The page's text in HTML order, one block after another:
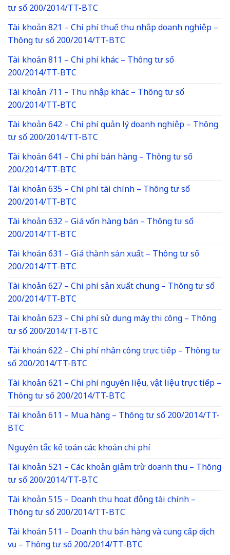
tư số 200/2014/TT-BTC
Tài khoản 821 – Chi phí thuế thu nhập doanh nghiệp –
Thông tư số 200/2014/TT-BTC
Tài khoản 811 – Chi phí khác – Thông tư số
200/2014/TT-BTC
Tài khoản 711 – Thu nhập khác – Thông tư số
200/2014/TT-BTC
Tài khoản 642 – Chi phí quản lý doanh nghiệp – Thông
tư số 200/2014/TT-BTC
Tài khoản 641 – Chi phí bán hàng – Thông tư số
200/2014/TT-BTC
Tài khoản 635 – Chi phí tài chính – Thông tư số
200/2014/TT-BTC
Tài khoản 632 – Giá vốn hàng bán – Thông tư số
200/2014/TT-BTC
Tài khoản 631 – Giá thành sản xuất – Thông tư số
200/2014/TT-BTC
Tài khoản 627 – Chi phí sản xuất chung – Thông tư số
200/2014/TT-BTC
Tài khoản 623 – Chi phí sử dụng máy thi công – Thông
tư số 200/2014/TT-BTC
Tài khoản 622 – Chi phí nhân công trực tiếp – Thông tư
số 200/2014/TT-BTC
Tài khoản 621 – Chi phí nguyên liệu, vật liệu trực tiếp –
Thông tư số 200/2014/TT-BTC
Tài khoản 611 – Mua hàng – Thông tư số 200/2014/TT-
BTC
Nguyên tắc kế toán các khoản chi phí
Tài khoản 521 – Các khoản giảm trừ doanh thu – Thông
tư số 200/2014/TT-BTC
Tài khoản 515 – Doanh thu hoạt động tài chính –
Thông tư số 200/2014/TT-BTC
Tài khoản 511 – Doanh thu bán hàng và cung cấp dịch
vụ – Thông tư số 200/2014/TT-BTC